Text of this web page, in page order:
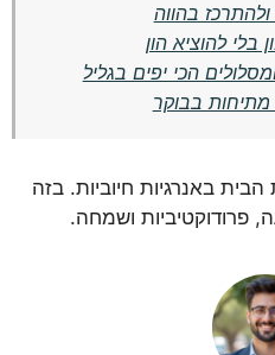
בהווה
בלי להוציא הון
הכי יפים בגליל
בבוקר
באנרגיות חיוביות. בזה
פרודוקטיביות ושמחה.